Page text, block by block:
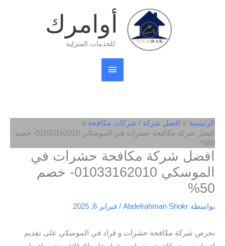
أوامرك
للخدمات المنزلية
القائمة
الرئيسية
الرئيسية
افضل شركة / شركات مكافحة
افضل شركة مكافحة حشرات في الموسكي 01033162010- خصم
50%
افضل شركة مكافحة حشرات في
الموسكي 01033162010- خصم
50%
بواسطة Abdelrahman Shokr
/ فبراير 6, 2025
تحرص شركة مكافحة حشرات و قراد في الموسكي على تقديم